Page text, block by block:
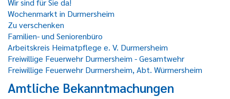
Wir sind für Sie da!
Wochenmarkt in Durmersheim
Zu verschenken
Familien- und Seniorenbüro
Arbeitskreis Heimatpflege e. V. Durmersheim
Freiwillige Feuerwehr Durmersheim - Gesamtwehr
Freiwillige Feuerwehr Durmersheim, Abt. Würmersheim
Amtliche Bekanntmachungen